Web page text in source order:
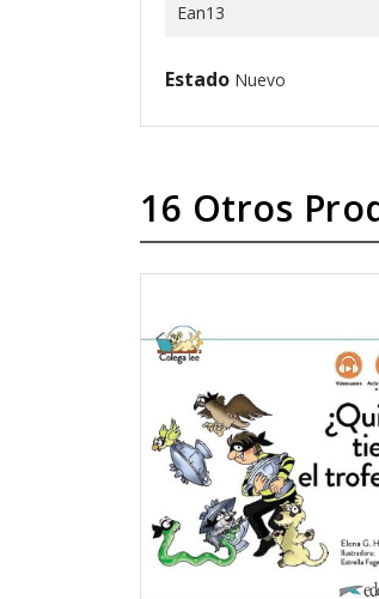
Ean13
Estado Nuevo
16 Otros